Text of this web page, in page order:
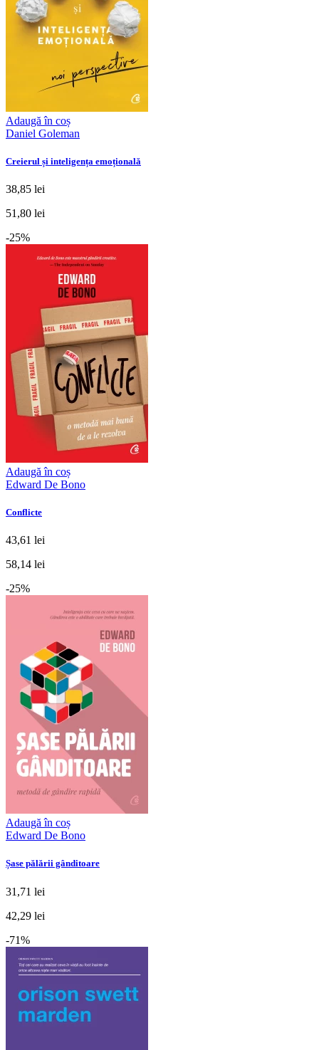
Adaugă în coș
Daniel Goleman
Creierul și inteligența emoțională
38,85 lei
51,80 lei
-25%
Adaugă în coș
Edward De Bono
Conflicte
43,61 lei
58,14 lei
-25%
Adaugă în coș
Edward De Bono
Șase pălării gânditoare
31,71 lei
42,29 lei
-71%